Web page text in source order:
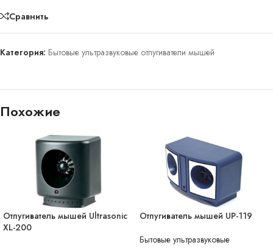
Сравнить
Категория: Бытовые ультразвуковые отпугиватели мышей
Похожие
Отпугиватель мышей Ultrasonic
XL-200
НЕТ В НАЛИЧИИ
Отпугиватель мышей UP-119
Бытовые ультразвуковые